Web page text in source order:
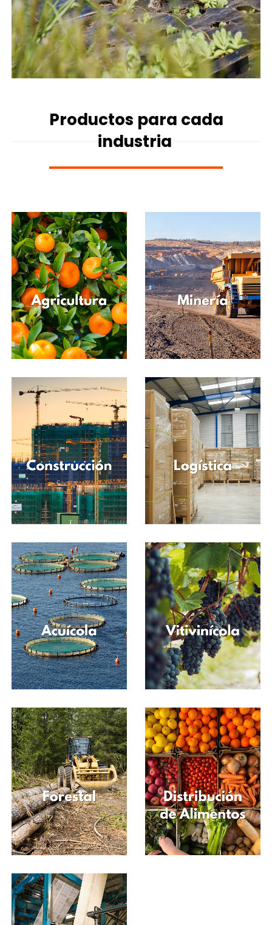
Productos para cada
industria